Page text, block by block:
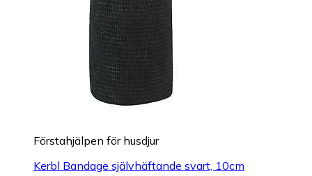
Förstahjälpen för husdjur
Kerbl Bandage självhäftande svart, 10cm